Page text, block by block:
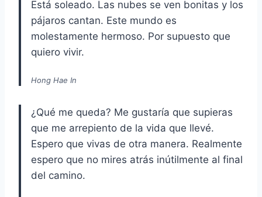
Está soleado. Las nubes se ven bonitas y los
pájaros cantan. Este mundo es
molestamente hermoso. Por supuesto que
quiero vivir.
Hong Hae In
¿Qué me queda? Me gustaría que supieras
que me arrepiento de la vida que llevé.
Espero que vivas de otra manera. Realmente
espero que no mires atrás inútilmente al final
del camino.